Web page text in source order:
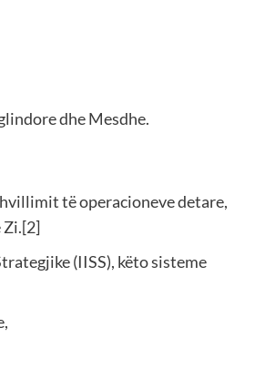
dhe Mesdhe.
të operacioneve detare,
Zi.[2]
(IISS), këto sisteme